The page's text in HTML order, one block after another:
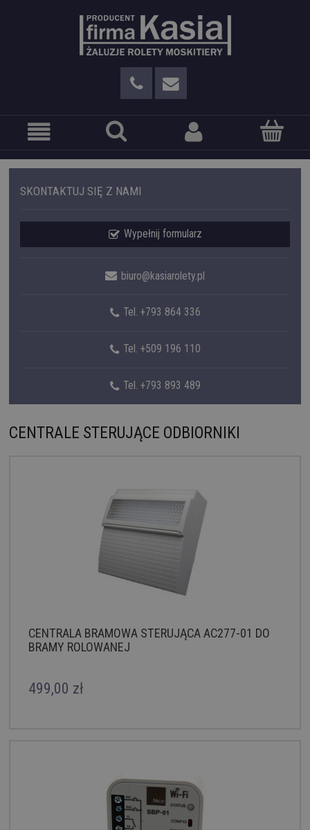
SKONTAKTUJ SIĘ Z NAMI
Wypełnij formularz
biuro@kasiarolety.pl
Tel. +793 864 336
Tel. +509 196 110
Tel. +793 893 489
CENTRALE STERUJĄCE ODBIORNIKI
CENTRALA BRAMOWA STERUJĄCA AC277-01 DO
BRAMY ROLOWANEJ
499,00 zł